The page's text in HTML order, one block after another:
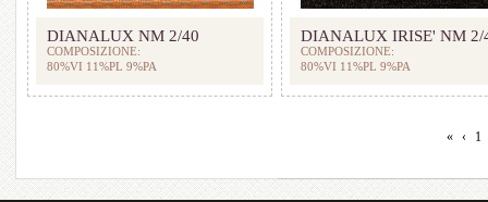
DIANALUX NM 2/40
COMPOSIZIONE:
80%VI 11%PL 9%PA
DIANALUX IRISE' NM 2/
COMPOSIZIONE:
80%VI 11%PL 9%PA
« ‹ 1